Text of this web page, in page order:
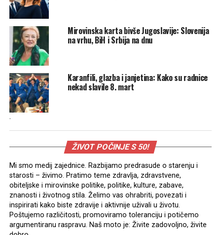
Mirovinska karta bivše Jugoslavije: Slovenija
na vrhu, BiH i Srbija na dnu
Karanfili, glazba i janjetina: Kako su radnice
nekad slavile 8. mart
.
ŽIVOT POČINJE S 50!
Mi smo medij zajednice. Razbijamo predrasude o starenju i
starosti – živimo. Pratimo teme zdravlja, zdravstvene,
obiteljske i mirovinske politike, politike, kulture, zabave,
znanosti i životnog stila. Želimo vas ohrabriti, povezati i
inspirirati kako biste zdravije i aktivnije uživali u životu.
Poštujemo različitosti, promoviramo toleranciju i potičemo
argumentiranu raspravu. Naš moto je: Živite zadovoljno, živite